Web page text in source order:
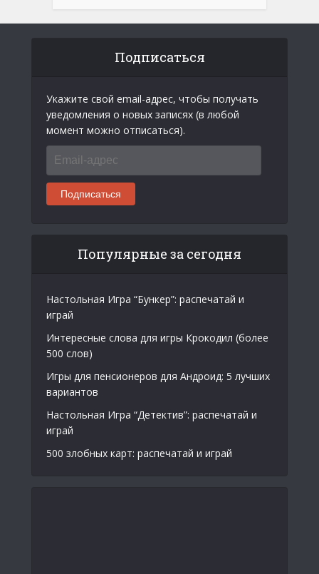
Подписаться
Укажите свой email-адрес, чтобы получать
уведомления о новых записях (в любой
момент можно отписаться).
Email-
адрес
Подписаться
Популярные за сегодня
Настольная Игра “Бункер”: распечатай и
играй
Интересные слова для игры Крокодил (более
500 слов)
Игры для пенсионеров для Андроид: 5 лучших
вариантов
Настольная Игра “Детектив”: распечатай и
играй
500 злобных карт: распечатай и играй